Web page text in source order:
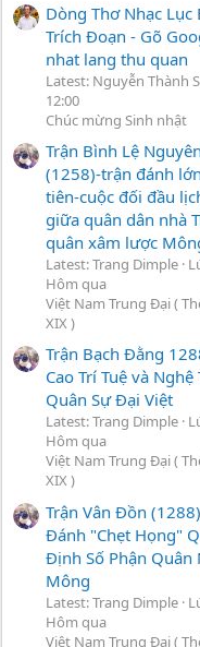
Dòng Thơ Nhạc Lục
Trích Đoạn - Gõ
nhat lang thu quan
Latest: Nguyễn Thành
12:00
Chúc mừng Sinh nhật
Trận Bình Lệ Nguyên
(1258)-trận đánh
tiên-cuộc đối đầu
giữa quân dân nhà
quân xâm lược
Latest: Trang Dimple
Hôm qua
Việt Nam Trung Đại (
XIX )
Trận Bạch Đằng
Cao Trí Tuệ và Nghệ
Quân Sự Đại Việt
Latest: Trang Dimple
Hôm qua
Việt Nam Trung Đại (
XIX )
Trận Vân Đồn
Đánh "Chẹt Họng"
Định Số Phận Quân
Mông
Latest: Trang Dimple
Hôm qua
Việt Nam Trung Đại (